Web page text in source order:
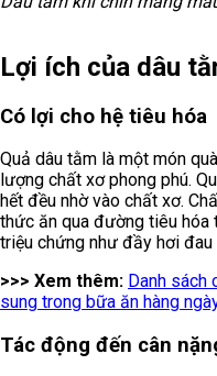
Lợi ích của dâu
Có lợi cho hệ tiêu hóa
Quả dâu tằm là một món
lượng chất xơ phong phú.
hết đều nhờ vào chất xơ.
thức ăn qua đường tiêu hóa
triệu chứng như đầy hơi
>>> Xem thêm: Danh sách
sung trong bữa ăn hàng
Tác động đến cân